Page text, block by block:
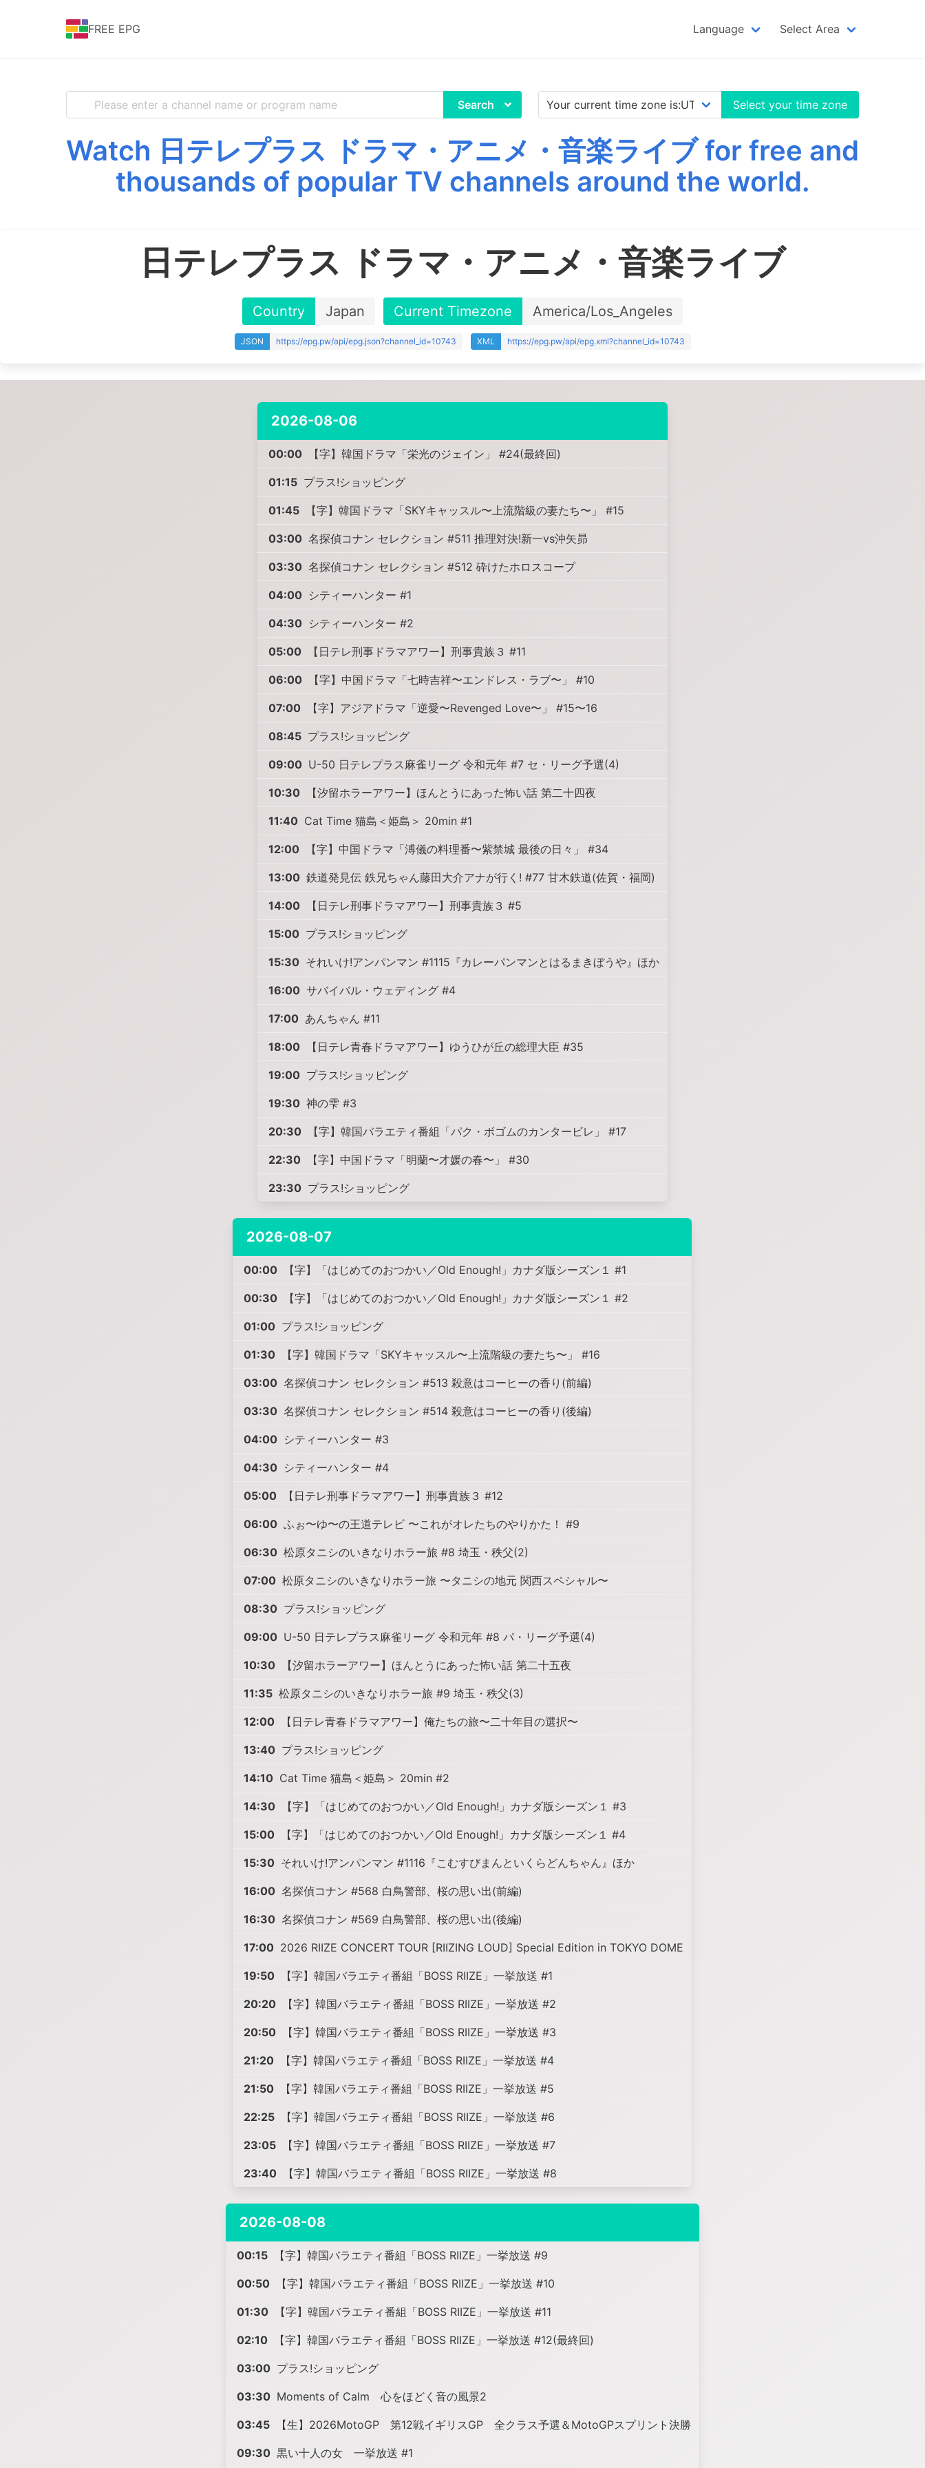
FREE EPG Language Select Area
Search Select your time zone
Watch 日テレプラス ドラマ・アニメ・音楽ライブ for free and
thousands of popular TV channels around the world.
日テレプラス ドラマ・アニメ・音楽ライブ
Country Japan Current Timezone America/Los_Angeles
JSON https://epg.pw/api/epg.json?channel_id=10743 XML https://epg.pw/api/epg.xml?channel_id=10743
2026-08-06
00:00 【字】韓国ドラマ「栄光のジェイン」 #24(最終回)
01:15 プラス!ショッピング
01:45 【字】韓国ドラマ「SKYキャッスル〜上流階級の妻たち〜」 #15
03:00 名探偵コナン セレクション #511 推理対決!新一vs沖矢昴
03:30 名探偵コナン セレクション #512 砕けたホロスコープ
04:00 シティーハンター #1
04:30 シティーハンター #2
05:00 【日テレ刑事ドラマアワー】刑事貴族３ #11
06:00 【字】中国ドラマ「七時吉祥〜エンドレス・ラブ〜」 #10
07:00 【字】アジアドラマ「逆愛〜Revenged Love〜」 #15〜16
08:45 プラス!ショッピング
09:00 U-50 日テレプラス麻雀リーグ 令和元年 #7 セ・リーグ予選(4)
10:30 【汐留ホラーアワー】ほんとうにあった怖い話 第二十四夜
11:40 Cat Time 猫島＜姫島＞ 20min #1
12:00 【字】中国ドラマ「溥儀の料理番〜紫禁城 最後の日々」 #34
13:00 鉄道発見伝 鉄兄ちゃん藤田大介アナが行く! #77 甘木鉄道(佐賀・福岡)
14:00 【日テレ刑事ドラマアワー】刑事貴族３ #5
15:00 プラス!ショッピング
15:30 それいけ!アンパンマン #1115『カレーパンマンとはるまきぼうや』ほか
16:00 サバイバル・ウェディング #4
17:00 あんちゃん #11
18:00 【日テレ青春ドラマアワー】ゆうひが丘の総理大臣 #35
19:00 プラス!ショッピング
19:30 神の雫 #3
20:30 【字】韓国バラエティ番組「パク・ボゴムのカンタービレ」 #17
22:30 【字】中国ドラマ「明蘭〜才媛の春〜」 #30
23:30 プラス!ショッピング
2026-08-07
00:00 【字】「はじめてのおつかい／Old Enough!」カナダ版シーズン１ #1
00:30 【字】「はじめてのおつかい／Old Enough!」カナダ版シーズン１ #2
01:00 プラス!ショッピング
01:30 【字】韓国ドラマ「SKYキャッスル〜上流階級の妻たち〜」 #16
03:00 名探偵コナン セレクション #513 殺意はコーヒーの香り(前編)
03:30 名探偵コナン セレクション #514 殺意はコーヒーの香り(後編)
04:00 シティーハンター #3
04:30 シティーハンター #4
05:00 【日テレ刑事ドラマアワー】刑事貴族３ #12
06:00 ふぉ〜ゆ〜の王道テレビ 〜これがオレたちのやりかた！ #9
06:30 松原タニシのいきなりホラー旅 #8 埼玉・秩父(2)
07:00 松原タニシのいきなりホラー旅 〜タニシの地元 関西スペシャル〜
08:30 プラス!ショッピング
09:00 U-50 日テレプラス麻雀リーグ 令和元年 #8 パ・リーグ予選(4)
10:30 【汐留ホラーアワー】ほんとうにあった怖い話 第二十五夜
11:35 松原タニシのいきなりホラー旅 #9 埼玉・秩父(3)
12:00 【日テレ青春ドラマアワー】俺たちの旅〜二十年目の選択〜
13:40 プラス!ショッピング
14:10 Cat Time 猫島＜姫島＞ 20min #2
14:30 【字】「はじめてのおつかい／Old Enough!」カナダ版シーズン１ #3
15:00 【字】「はじめてのおつかい／Old Enough!」カナダ版シーズン１ #4
15:30 それいけ!アンパンマン #1116『こむすびまんといくらどんちゃん』ほか
16:00 名探偵コナン #568 白鳥警部、桜の思い出(前編)
16:30 名探偵コナン #569 白鳥警部、桜の思い出(後編)
17:00 2026 RIIZE CONCERT TOUR [RIIZING LOUD] Special Edition in TOKYO DOME
19:50 【字】韓国バラエティ番組「BOSS RIIZE」一挙放送 #1
20:20 【字】韓国バラエティ番組「BOSS RIIZE」一挙放送 #2
20:50 【字】韓国バラエティ番組「BOSS RIIZE」一挙放送 #3
21:20 【字】韓国バラエティ番組「BOSS RIIZE」一挙放送 #4
21:50 【字】韓国バラエティ番組「BOSS RIIZE」一挙放送 #5
22:25 【字】韓国バラエティ番組「BOSS RIIZE」一挙放送 #6
23:05 【字】韓国バラエティ番組「BOSS RIIZE」一挙放送 #7
23:40 【字】韓国バラエティ番組「BOSS RIIZE」一挙放送 #8
2026-08-08
00:15 【字】韓国バラエティ番組「BOSS RIIZE」一挙放送 #9
00:50 【字】韓国バラエティ番組「BOSS RIIZE」一挙放送 #10
01:30 【字】韓国バラエティ番組「BOSS RIIZE」一挙放送 #11
02:10 【字】韓国バラエティ番組「BOSS RIIZE」一挙放送 #12(最終回)
03:00 プラス!ショッピング
03:30 Moments of Calm 心をほどく音の風景2
03:45 【生】2026MotoGP 第12戦イギリスGP 全クラス予選＆MotoGPスプリント決勝
09:30 黒い十人の女 一挙放送 #1